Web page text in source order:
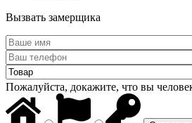
Вызвать замерщика
Пожалуйста, докажите, что вы